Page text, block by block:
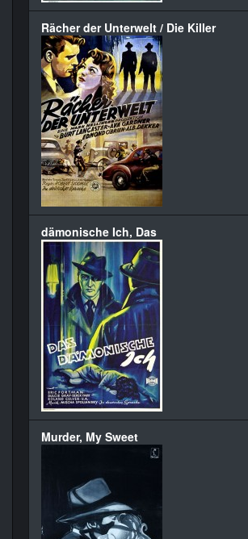
Rächer der Unterwelt / Die Killer
dämonische Ich, Das
Murder, My Sweet